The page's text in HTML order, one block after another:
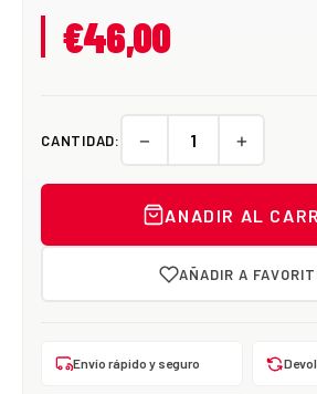
€46,00
CANTIDAD: − +
ANADIR AL
AÑADIR A
Envío rápido y seguro